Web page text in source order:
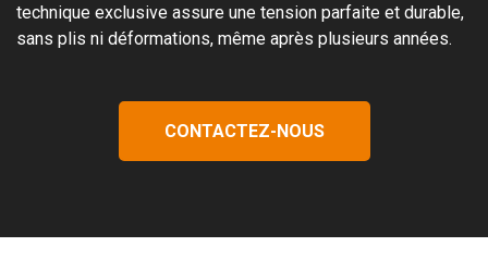
technique exclusive assure une tension parfaite et durable,
sans plis ni déformations, même après plusieurs années.
CONTACTEZ-NOUS